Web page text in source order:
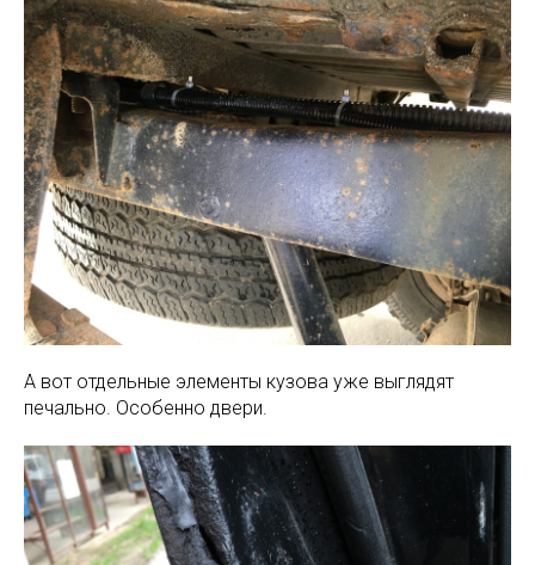
А вот отдельные элементы кузова уже выглядят
печально. Особенно двери.